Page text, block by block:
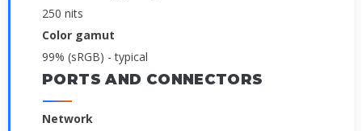
250 nits
Color gamut
99% (sRGB) - typical
PORTS AND CONNECTORS
Network